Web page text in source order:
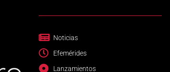
Noticias
Efemérides
Lanzamientos